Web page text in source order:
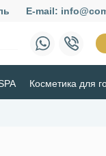
E-mail:
Косметика для